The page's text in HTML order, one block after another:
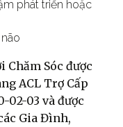
phát triển hoặc
Chăm Sóc được
ACL Trợ Cấp
02-03 và được
Gia Đình,